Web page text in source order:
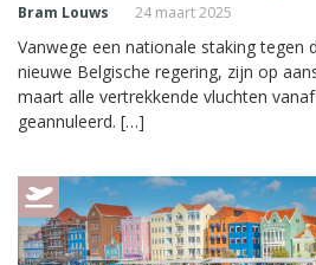
Bram Louws 24 maart 2025
Vanwege een nationale staking tegen
nieuwe Belgische regering, zijn op
maart alle vertrekkende vluchten
geannuleerd. […]